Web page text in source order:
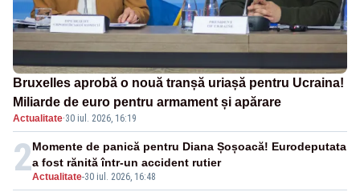
Bruxelles aprobă o nouă tranșă uriașă pentru Ucraina!
Miliarde de euro pentru armament și apărare
Actualitate·30 iul. 2026, 16:19
2Actualitate-30 iul. 2026, 16:48
Momente de panică pentru Diana Șoșoacă! Eurodeputata
a fost rănită într-un accident rutier